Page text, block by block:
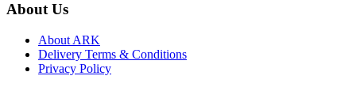
About Us
About ARK
Delivery Terms & Conditions
Privacy Policy